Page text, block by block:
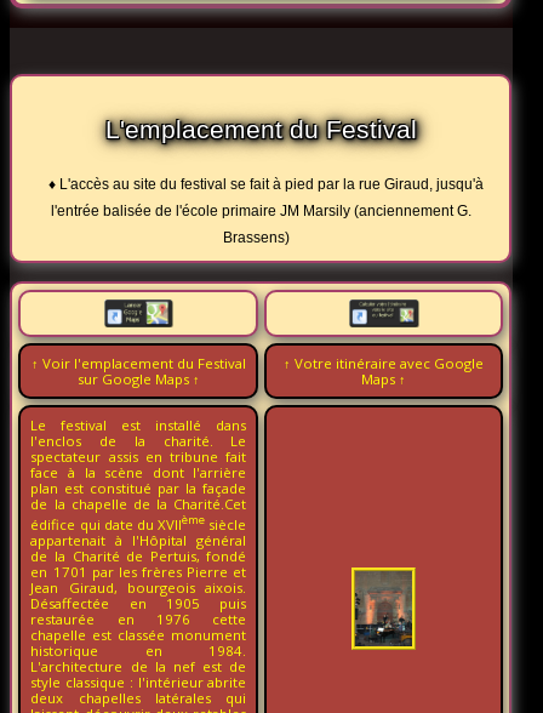
L'emplacement du Festival
♦ L'accès au site du festival se fait à pied par la rue Giraud, jusqu'à
l'entrée balisée de l'école primaire JM Marsily (anciennement G.
Brassens)
↑ Voir l'emplacement du Festival
sur Google Maps ↑
↑ Votre itinéraire avec Google
Maps ↑
Le festival est installé dans
l'enclos de la charité. Le
spectateur assis en tribune fait
face à la scène dont l'arrière
plan est constitué par la façade
de la chapelle de la Charité.Cet
édifice qui date du XVIIème siècle
appartenait à l'Hôpital général
de la Charité de Pertuis, fondé
en 1701 par les frères Pierre et
Jean Giraud, bourgeois aixois.
Désaffectée en 1905 puis
restaurée en 1976 cette
chapelle est classée monument
historique en 1984.
L'architecture de la nef est de
style classique : l'intérieur abrite
deux chapelles latérales qui